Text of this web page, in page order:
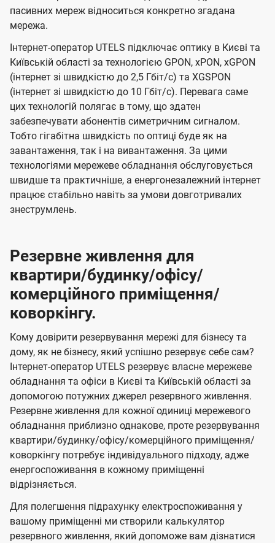
пасивних мереж відноситься конкретно згадана
мережа.
Інтернет-оператор UTELS підключає оптику в Києві та
Київській області за технологією GPON, xPON, xGPON
(інтернет зі швидкістю до 2,5 Гбіт/с) та XGSPON
(інтернет зі швидкістю до 10 Гбіт/с). Перевага саме
цих технологій полягає в тому, що здатен
забезпечувати абонентів симетричним сигналом.
Тобто гігабітна швидкість по оптиці буде як на
завантаження, так і на вивантаження. За цими
технологіями мережеве обладнання обслуговується
швидше та практичніше, а енергонезалежний інтернет
працює стабільно навіть за умови довготривалих
знеструмлень.
Резервне живлення для
квартири/будинку/офісу/
комерційного приміщення/
коворкінгу.
Кому довірити резервування мережі для бізнесу та
дому, як не бізнесу, який успішно резервує себе сам?
Інтернет-оператор UTELS резервує власне мережеве
обладнання та офіси в Києві та Київській області за
допомогою потужних джерел резервного живлення.
Резервне живлення для кожної одиниці мережевого
обладнання приблизно однакове, проте резервування
квартири/будинку/офісу/комерційного приміщення/
коворкінгу потребує індивідуального підходу, адже
енергоспоживання в кожному приміщенні
відрізняється.
Для полегшення підрахунку електроспоживання у
вашому приміщенні ми створили калькулятор
резервного живлення, який допоможе вам дізнатися